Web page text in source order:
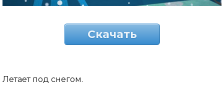
Скачать
Летает под снегом.